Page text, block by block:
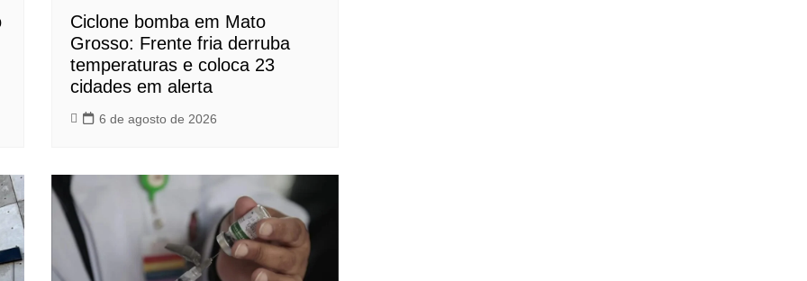
Ciclone bomba em Mato
Grosso: Frente fria derruba
temperaturas e coloca 23
cidades em alerta
6 de agosto de 2026